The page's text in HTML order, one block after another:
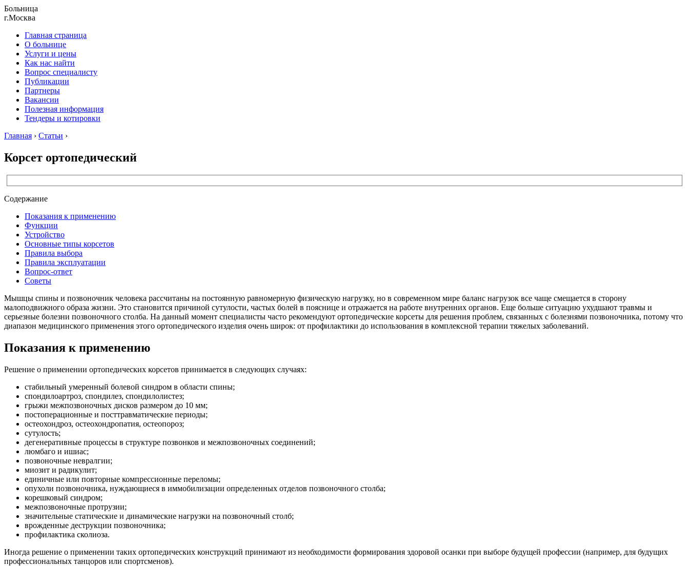
Больница
г.Москва
Главная страница
О больнице
Услуги и цены
Как нас найти
Вопрос специалисту
Публикации
Партнеры
Вакансии
Полезная информация
Тендеры и котировки
Главная › Статьи ›
Корсет ортопедический
Содержание
Показания к применению
Функции
Устройство
Основные типы корсетов
Правила выбора
Правила эксплуатации
Вопрос-ответ
Советы
Мышцы спины и позвоночник человека рассчитаны на постоянную равномерную физическую нагрузку, но в современном мире баланс нагрузок все чаще смещается в сторону
малоподвижного образа жизни. Это становится причиной сутулости, частых болей в пояснице и отражается на работе внутренних органов. Еще больше ситуацию ухудшают травмы и
серьезные болезни позвоночного столба. На данный момент специалисты часто рекомендуют ортопедические корсеты для решения проблем, связанных с болезнями позвоночника, потому что
диапазон медицинского применения этого ортопедического изделия очень широк: от профилактики до использования в комплексной терапии тяжелых заболеваний.
Показания к применению
Решение о применении ортопедических корсетов принимается в следующих случаях:
стабильный умеренный болевой синдром в области спины;
спондилоартроз, спондилез, спондилолистез;
грыжи межпозвоночных дисков размером до 10 мм;
постоперационные и посттравматические периоды;
остеохондроз, остеохондропатия, остеопороз;
сутулость;
дегенеративные процессы в структуре позвонков и межпозвоночных соединений;
люмбаго и ишиас;
позвоночные невралгии;
миозит и радикулит;
единичные или повторные компрессионные переломы;
опухоли позвоночника, нуждающиеся в иммобилизации определенных отделов позвоночного столба;
корешковый синдром;
межпозвоночные протрузии;
значительные статические и динамические нагрузки на позвоночный столб;
врожденные деструкции позвоночника;
профилактика сколиоза.
Иногда решение о применении таких ортопедических конструкций принимают из необходимости формирования здоровой осанки при выборе будущей профессии (например, для будущих
профессиональных танцоров или спортсменов).